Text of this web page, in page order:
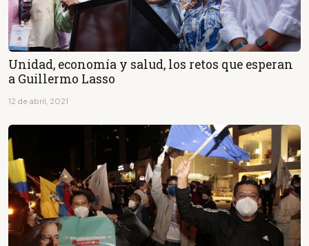
Unidad, economía y salud, los retos que esperan
a Guillermo Lasso
12 de abril, 2021